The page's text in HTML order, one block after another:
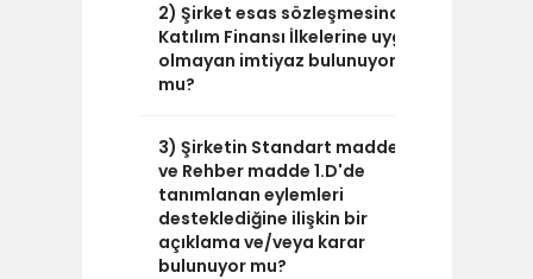
2) Şirket esas sözleşmesinde
Katılım Finansı İlkelerine uygun
olmayan imtiyaz bulunuyor
mu?
3) Şirketin Standart madde 1.5
ve Rehber madde 1.D'de
tanımlanan eylemleri
desteklediğine ilişkin bir
açıklama ve/veya karar
bulunuyor mu?